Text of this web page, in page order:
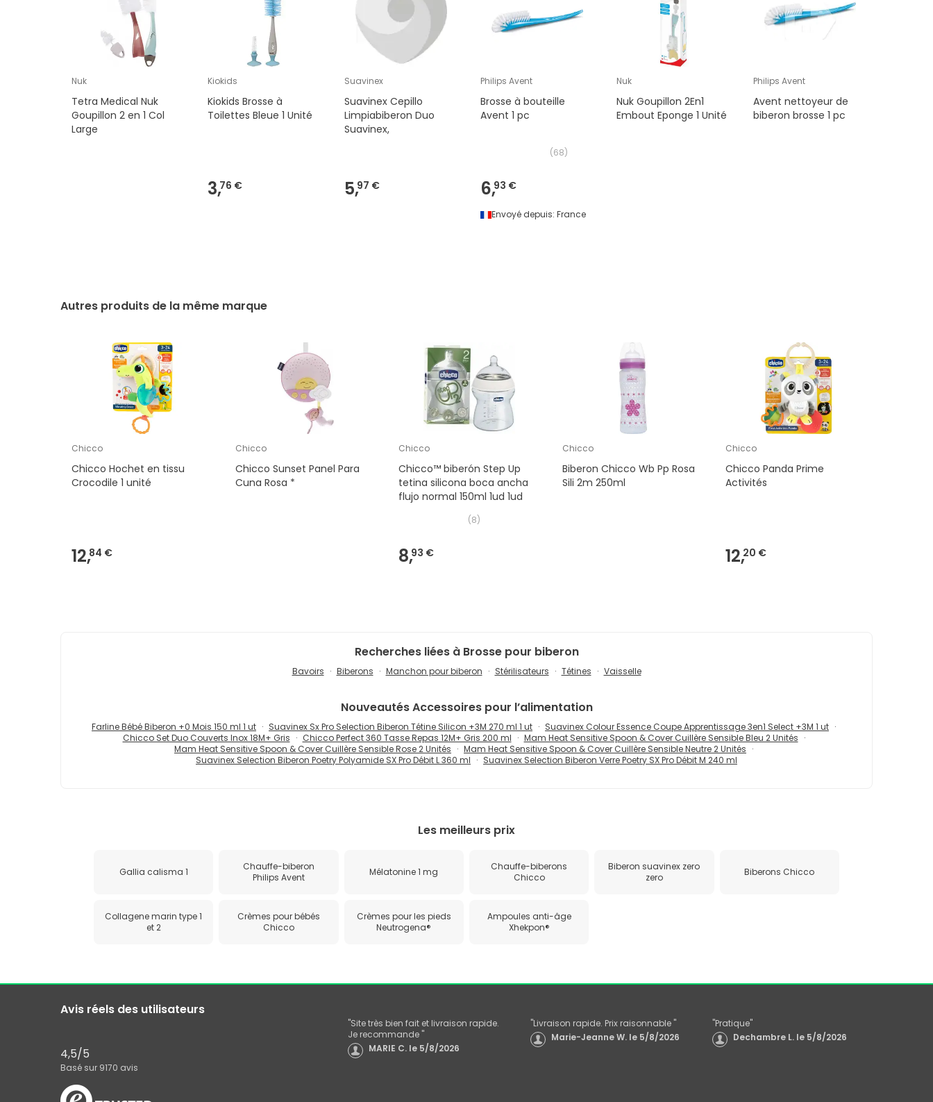
Nuk
Tetra Medical Nuk
Goupillon 2 en 1 Col
Large
Kiokids
Kiokids Brosse à
Toilettes Bleue 1 Unité
3,76 €
Suavinex
Suavinex Cepillo
Limpiabiberon Duo
Suavinex,
5,97 €
Philips Avent
Brosse à bouteille
Avent 1 pc
(68)
6,93 €
Envoyé depuis: France
Nuk
Nuk Goupillon 2En1
Embout Eponge 1 Unité
Philips Avent
Avent nettoyeur de
biberon brosse 1 pc
Autres produits de la même marque
Chicco
Chicco Hochet en tissu
Crocodile 1 unité
12,84 €
Chicco
Chicco Sunset Panel Para
Cuna Rosa *
Chicco
Chicco™ biberón Step Up
tetina silicona boca ancha
flujo normal 150ml 1ud 1ud
(8)
8,93 €
Chicco
Biberon Chicco Wb Pp Rosa
Sili 2m 250ml
Chicco
Chicco Panda Prime
Activités
12,20 €
Recherches liées à Brosse pour biberon
Bavoirs Biberons Manchon pour biberon Stérilisateurs Tétines Vaisselle
NouveautésAccessoires pour l’alimentation
Farline Bébé Biberon +0 Mois 150 ml 1 ut Suavinex Sx Pro Selection Biberon Tétine Silicon +3M 270 ml 1 ut
Suavinex Colour Essence Coupe Apprentissage 3en1 Select +3M 1 ut
Chicco Set Duo Couverts Inox 18M+ Gris
Chicco Perfect 360 Tasse Repas 12M+ Gris 200 ml
Mam Heat Sensitive Spoon & Cover Cuillère Sensible Bleu 2 Unités
Mam Heat Sensitive Spoon & Cover Cuillère Sensible Rose 2 Unités
Mam Heat Sensitive Spoon & Cover Cuillère Sensible Neutre 2 Unités
Suavinex Selection Biberon Poetry Polyamide SX Pro Débit L 360 ml
Suavinex Selection Biberon Verre Poetry SX Pro Débit M 240 ml
Les meilleurs prix
Gallia calisma 1
Chauffe-biberon
Philips Avent
Mélatonine 1 mg
Chauffe-biberons
Chicco
Biberon suavinex zero
zero
Biberons Chicco
Collagene marin type 1
et 2
Crèmes pour bébés
Chicco
Crèmes pour les pieds
Neutrogena®
Ampoules anti-âge
Xhekpon®
Avis réels des utilisateurs
4,5/5
Basé sur 9170 avis
"Site très bien fait et livraison rapide.
Je recommande "
MARIE C. le 5/8/2026
"Livraison rapide. Prix raisonnable "
Marie-Jeanne W. le 5/8/2026
"Pratique"
Dechambre L. le 5/8/2026